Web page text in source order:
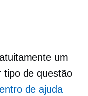
um
tipo de questão
de ajuda